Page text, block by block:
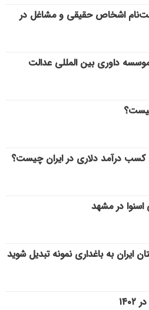
اشخاص حقیقی و مشاغل در
داوری بین المللی عدالت
کسب درآمد دلاری در ایران چیست؟
در مشهد
ایران به باغداری نمونه تبدیل شوید